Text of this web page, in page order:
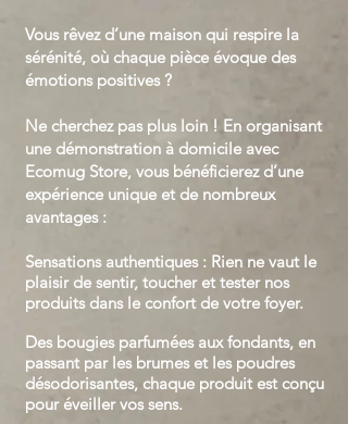
Vous rêvez d’une maison qui respire la
sérénité, où chaque pièce évoque des
émotions positives ?
Ne cherchez pas plus loin ! En organisant
une démonstration à domicile avec
Ecomug Store, vous bénéficierez d’une
expérience unique et de nombreux
avantages :
Sensations authentiques : Rien ne vaut le
plaisir de sentir, toucher et tester nos
produits dans le confort de votre foyer.
Des bougies parfumées aux fondants, en
passant par les brumes et les poudres
désodorisantes, chaque produit est conçu
pour éveiller vos sens.